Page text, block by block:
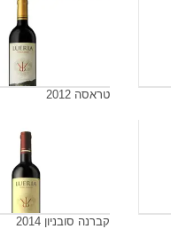
טראסה 2012
קברנה סובניון 2014